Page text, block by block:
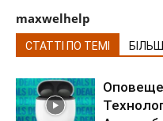
maxwelhelp
СТАТТІ ПО ТЕМІ